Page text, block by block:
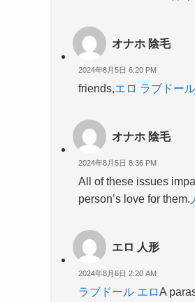
オナホ 陰毛
2024年8月5日 6:20 PM
friends,エロ ラブドール
オナホ 陰毛
2024年8月5日 8:36 PM
All of these issues
person’s love for them.
エロ 人形
2024年8月6日 2:20 AM
ラブドール エロA